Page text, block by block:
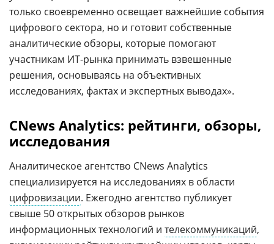
только своевременно освещает важнейшие события
цифрового сектора, но и готовит собственные
аналитические обзоры, которые помогают
участникам ИТ-рынка принимать взвешенные
решения, основываясь на объективных
исследованиях, фактах и экспертных выводах».
CNews Analytics: рейтинги, обзоры,
исследования
Аналитическое агентство CNews Analytics
специализируется на исследованиях в области
цифровизации. Ежегодно агентство публикует
свыше 50 открытых обзоров рынков
информационных технологий и телекоммуникаций,